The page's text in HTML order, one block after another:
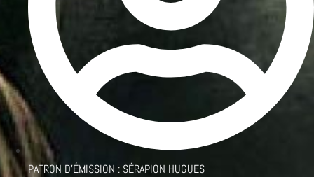
PATRON D'ÉMISSION : SÉRAPION HUGUES